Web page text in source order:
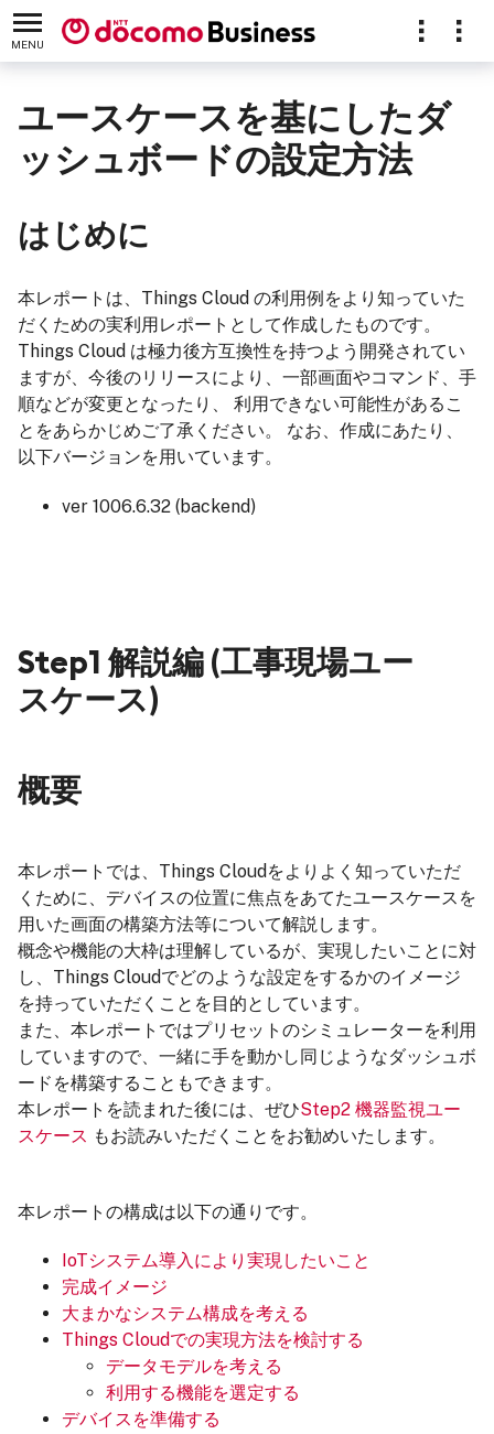
MENU
ユースケースを基にしたダ
ッシュボードの設定方法
はじめに
本レポートは、Things Cloud の利用例をより知っていた
だくための実利用レポートとして作成したものです。
Things Cloud は極力後方互換性を持つよう開発されてい
ますが、今後のリリースにより、一部画面やコマンド、手
順などが変更となったり、 利用できない可能性があるこ
とをあらかじめご了承ください。 なお、作成にあたり、
以下バージョンを用いています。
ver 1006.6.32 (backend)
Step1 解説編 (工事現場ユー
スケース)
概要
本レポートでは、Things Cloudをよりよく知っていただ
くために、デバイスの位置に焦点をあてたユースケースを
用いた画面の構築方法等について解説します。
概念や機能の大枠は理解しているが、実現したいことに対
し、Things Cloudでどのような設定をするかのイメージ
を持っていただくことを目的としています。
また、本レポートではプリセットのシミュレーターを利用
していますので、一緒に手を動かし同じようなダッシュボ
ードを構築することもできます。
本レポートを読まれた後には、ぜひStep2 機器監視ユー
スケース もお読みいただくことをお勧めいたします。
本レポートの構成は以下の通りです。
IoTシステム導入により実現したいこと
完成イメージ
大まかなシステム構成を考える
Things Cloudでの実現方法を検討する
データモデルを考える
利用する機能を選定する
デバイスを準備する